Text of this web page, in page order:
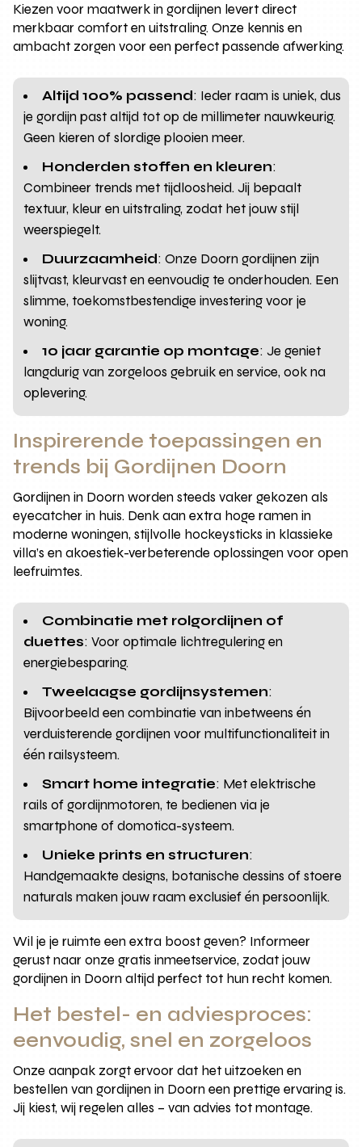
Kiezen voor maatwerk in gordijnen levert direct
merkbaar comfort en uitstraling. Onze kennis en
ambacht zorgen voor een perfect passende afwerking.
Altijd 100% passend: Ieder raam is uniek, dus
je gordijn past altijd tot op de millimeter nauwkeurig.
Geen kieren of slordige plooien meer.
Honderden stoffen en kleuren:
Combineer trends met tijdloosheid. Jij bepaalt
textuur, kleur en uitstraling, zodat het jouw stijl
weerspiegelt.
Duurzaamheid: Onze Doorn gordijnen zijn
slijtvast, kleurvast en eenvoudig te onderhouden. Een
slimme, toekomstbestendige investering voor je
woning.
10 jaar garantie op montage: Je geniet
langdurig van zorgeloos gebruik en service, ook na
oplevering.
Inspirerende toepassingen en
trends bij Gordijnen Doorn
Gordijnen in Doorn worden steeds vaker gekozen als
eyecatcher in huis. Denk aan extra hoge ramen in
moderne woningen, stijlvolle hockeysticks in klassieke
villa’s en akoestiek-verbeterende oplossingen voor open
leefruimtes.
Combinatie met rolgordijnen of
duettes: Voor optimale lichtregulering en
energiebesparing.
Tweelaagse gordijnsystemen:
Bijvoorbeeld een combinatie van inbetweens én
verduisterende gordijnen voor multifunctionaliteit in
één railsysteem.
Smart home integratie: Met elektrische
rails of gordijnmotoren, te bedienen via je
smartphone of domotica-systeem.
Unieke prints en structuren:
Handgemaakte designs, botanische dessins of stoere
naturals maken jouw raam exclusief én persoonlijk.
Wil je je ruimte een extra boost geven? Informeer
gerust naar onze gratis inmeetservice, zodat jouw
gordijnen in Doorn altijd perfect tot hun recht komen.
Het bestel- en adviesproces:
eenvoudig, snel en zorgeloos
Onze aanpak zorgt ervoor dat het uitzoeken en
bestellen van gordijnen in Doorn een prettige ervaring is.
Jij kiest, wij regelen alles – van advies tot montage.